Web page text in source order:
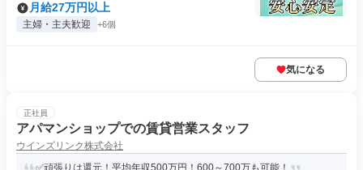
月給27万円以上
主婦・主夫歓迎 +6個
気になる
正社員
アパマンショップでの賃貸営業スタッフ
ウインズリンク株式会社
✅頑張りは還元！平均年収500万円！600～700万も可能！